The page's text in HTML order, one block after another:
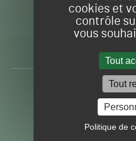
cookies et
contrôle
vous
Tout
Tout
Politique de
-
Toute